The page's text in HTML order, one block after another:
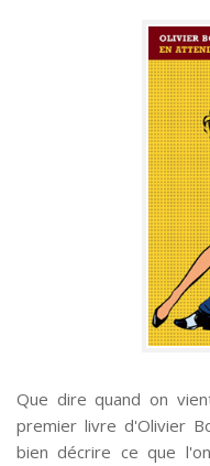
Que dire quand on
premier livre d'Olivier
bien décrire ce que